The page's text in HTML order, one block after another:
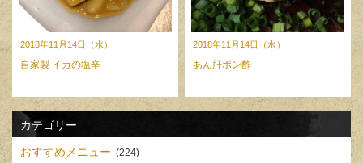
2018年11月14日（水）
自家製 イカの塩辛
2018年11月14日（水）
あん肝ポン酢
カテゴリー
おすすめメニュー (224)